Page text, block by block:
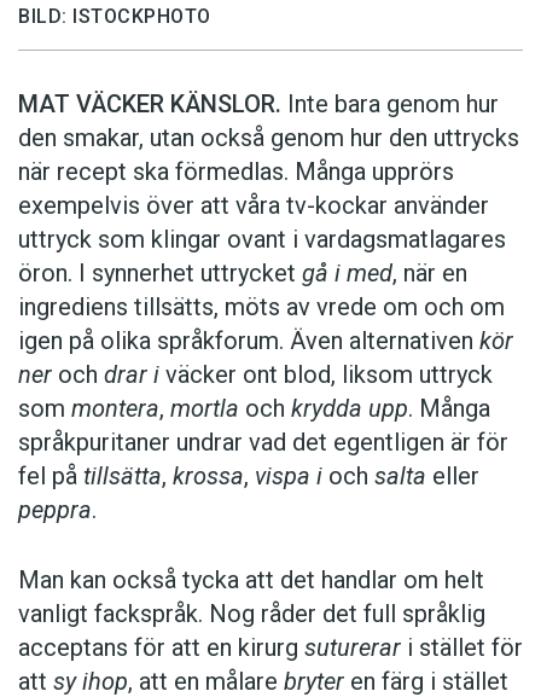
BILD: ISTOCKPHOTO
MAT VÄCKER KÄNSLOR. Inte bara genom hur
den smakar, utan också genom hur den uttrycks
när recept ska förmedlas. Många upprörs
exempelvis över att våra tv-kockar använder
uttryck som klingar ovant i vardagsmatlagares
öron. I synnerhet uttrycket gå i med, när en
ingrediens tillsätts, möts av vrede om och om
igen på olika språkforum. Även alternativen kör
ner och drar i väcker ont blod, liksom uttryck
som montera, mortla och krydda upp. Många
språkpuritaner undrar vad det egentligen är för
fel på tillsätta, krossa, vispa i och salta eller
peppra.
Man kan också tycka att det handlar om helt
vanligt fackspråk. Nog råder det full språklig
acceptans för att en kirurg suturerar i stället för
att sy ihop, att en målare bryter en färg i stället